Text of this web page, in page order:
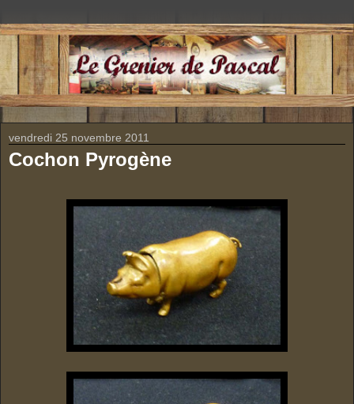
vendredi 25 novembre 2011
Cochon Pyrogène